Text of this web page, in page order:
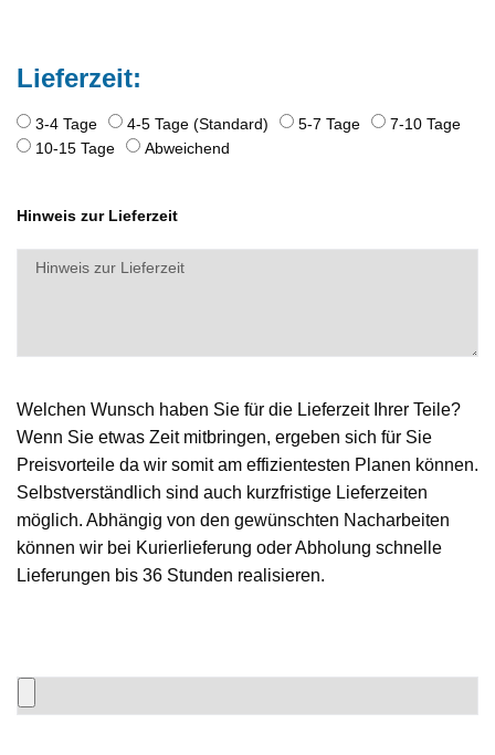
Lieferzeit:
3-4 Tage 4-5 Tage (Standard) 5-7 Tage
7-10 Tage
10-15 Tage
Abweichend
Hinweis zur Lieferzeit
Welchen Wunsch haben Sie für die Lieferzeit Ihrer Teile?
Wenn Sie etwas Zeit mitbringen, ergeben sich für Sie
Preisvorteile da wir somit am effizientesten Planen können.
Selbstverständlich sind auch kurzfristige Lieferzeiten
möglich. Abhängig von den gewünschten Nacharbeiten
können wir bei Kurierlieferung oder Abholung schnelle
Lieferungen bis 36 Stunden realisieren.